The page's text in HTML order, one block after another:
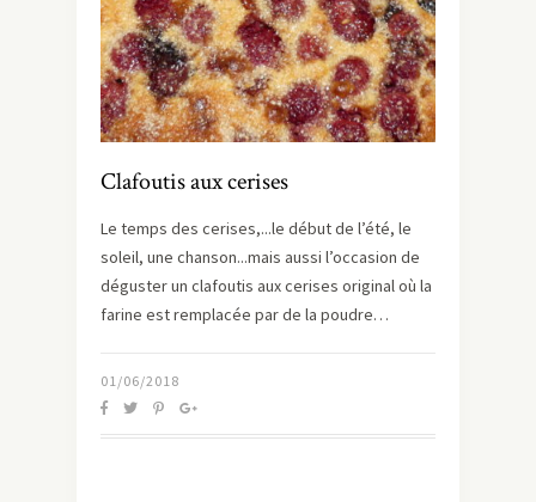
Clafoutis aux cerises
Le temps des cerises,...le début de l’été, le
soleil, une chanson...mais aussi l’occasion de
déguster un clafoutis aux cerises original où la
farine est remplacée par de la poudre…
01/06/2018